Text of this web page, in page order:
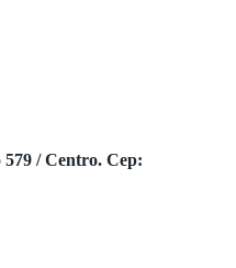
/ Centro. Cep: